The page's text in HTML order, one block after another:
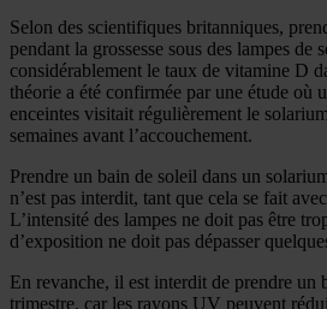
Selon des scientifiques britanniques,
pendant la grossesse sous des lampes de
considérablement le taux de vitamine D
théorie a été confirmée par une étude où
enceintes visitait régulièrement le
semaines avant l’accouchement.
Prendre un bain de soleil dans un
n’est pas interdit, tant que cela se fait
L’intensité des lampes ne doit pas être
d’exposition ne doit pas dépasser
En revanche, il est interdit de prendre un
trimestre, car les rayons UV peuvent